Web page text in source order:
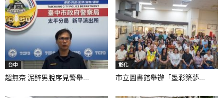
台中
超無奈 泥醉男脫序見警舉...
彰化
市立圖書館舉辦「墨彩築夢...